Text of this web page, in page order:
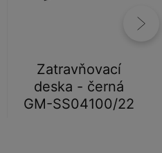
Zatravňovací
deska - černá
GM-SS04100/22